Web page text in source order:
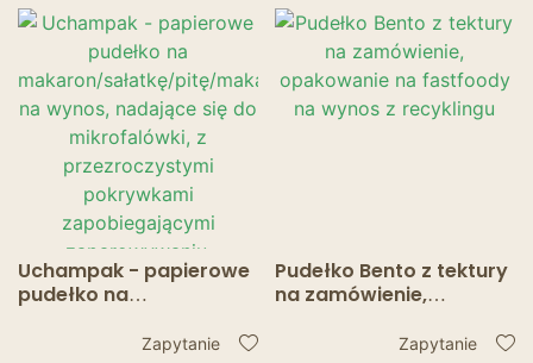
Uchampak - papierowe
pudełko na
makaron na wynos,
Zapytanie
Pudełko Bento z tektury
na zamówienie,
fastfoody na wynos z
Zapytanie